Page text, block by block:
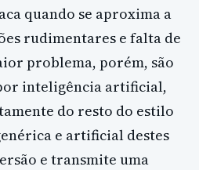
quando se aproxima a
rudimentares e falta de
problema, porém, são
inteligência artificial,
do resto do estilo
e artificial destes
e transmite uma